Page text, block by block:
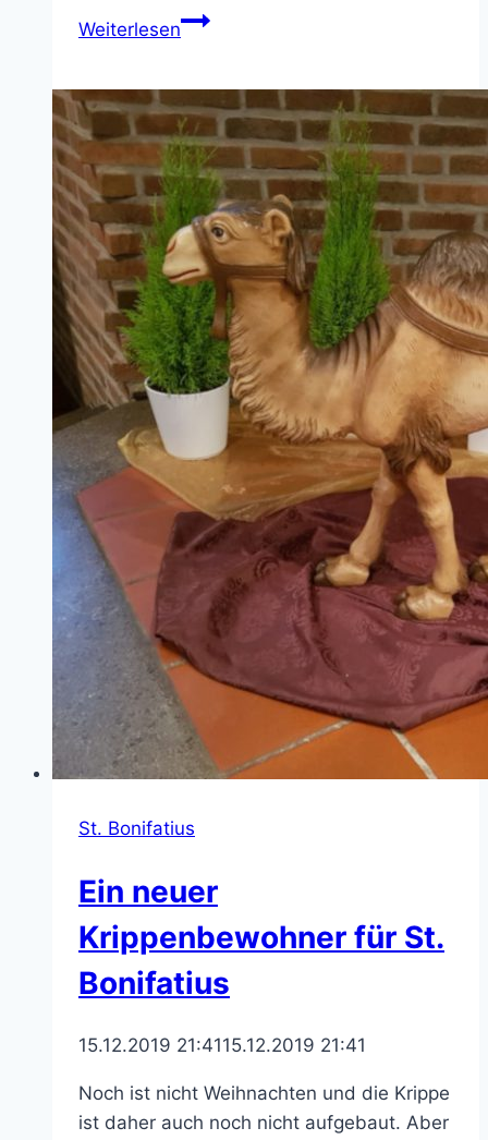
WeiterlesenDie
kleinen
Steine
St. Bonifatius
Ein neuer
Krippenbewohner für St.
Bonifatius
15.12.2019 21:4115.12.2019 21:41
Noch ist nicht Weihnachten und die Krippe
ist daher auch noch nicht aufgebaut. Aber